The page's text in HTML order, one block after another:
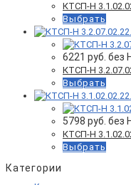
КТСП-Н
Выбрать
6221 руб. без
КТСП-Н
Выбрать
5798 руб. без
КТСП-Н
Выбрать
Категории